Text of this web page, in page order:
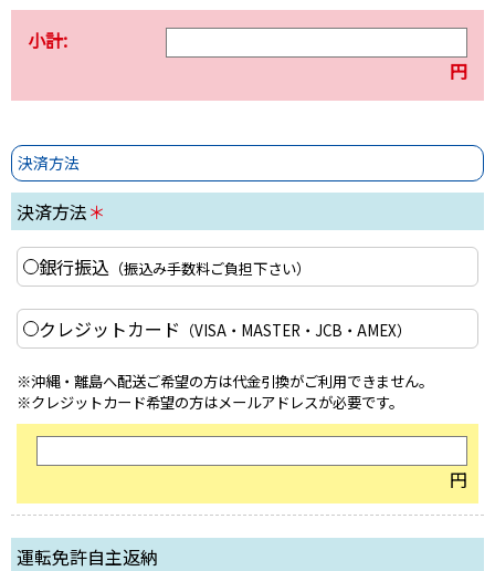
小計:
円
決済方法
決済方法＊
銀行振込 （振込み手数料ご負担下さい）
クレジットカード （VISA・MASTER・JCB・AMEX）
※沖縄・離島へ配送ご希望の方は代金引換がご利用できません。
※クレジットカード希望の方はメールアドレスが必要です。
円
運転免許自主返納